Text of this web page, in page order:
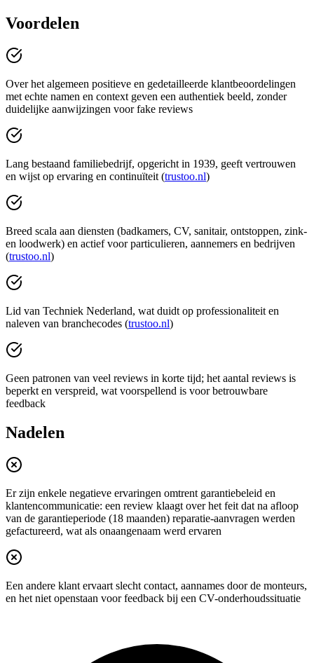
Voordelen
Over het algemeen positieve en gedetailleerde klantbeoordelingen
met echte namen en context geven een authentiek beeld, zonder
duidelijke aanwijzingen voor fake reviews
Lang bestaand familiebedrijf, opgericht in 1939, geeft vertrouwen
en wijst op ervaring en continuïteit (trustoo.nl)
Breed scala aan diensten (badkamers, CV, sanitair, ontstoppen, zink-
en loodwerk) en actief voor particulieren, aannemers en bedrijven
(trustoo.nl)
Lid van Techniek Nederland, wat duidt op professionaliteit en
naleven van branchecodes (trustoo.nl)
Geen patronen van veel reviews in korte tijd; het aantal reviews is
beperkt en verspreid, wat voorspellend is voor betrouwbare
feedback
Nadelen
Er zijn enkele negatieve ervaringen omtrent garantiebeleid en
klantencommunicatie: een review klaagt over het feit dat na afloop
van de garantieperiode (18 maanden) reparatie-aanvragen werden
gefactureerd, wat als onaangenaam werd ervaren
Een andere klant ervaart slecht contact, aannames door de monteurs,
en het niet openstaan voor feedback bij een CV-onderhoudssituatie